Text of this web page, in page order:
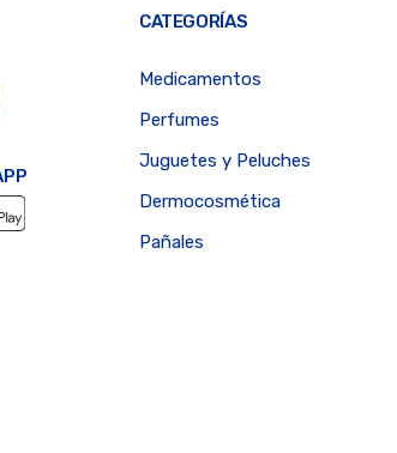
CATEGORÍAS
Medicamentos
Perfumes
Juguetes y Peluches
Dermocosmética
Pañales